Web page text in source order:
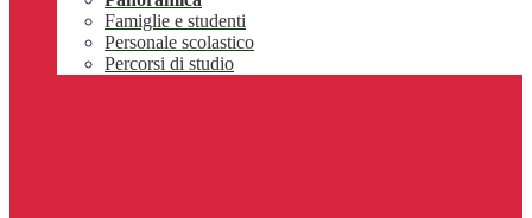
Famiglie e studenti
Personale scolastico
Percorsi di studio